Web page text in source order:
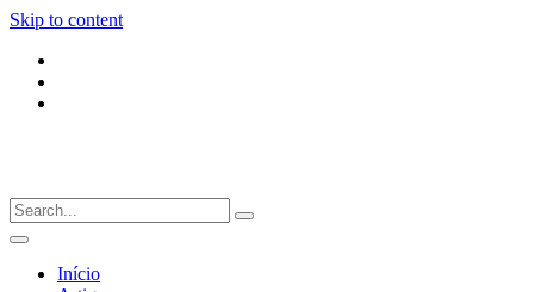
Skip to content
Início